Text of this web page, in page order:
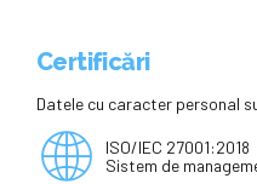
Certificări
Datele cu caracter personal
ISO/IEC 27001:2018
Sistem de